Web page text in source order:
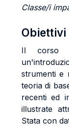
Classe/i
Il corso
strumenti e
teoria di
recenti ed
illustrate
Stata con